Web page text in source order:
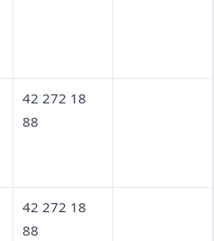
42 272 18
88
42 272 18
88